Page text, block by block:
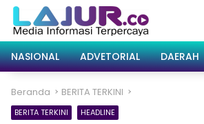
Langsung
konten
NASIONAL
ADVETORIAL DAERAH
Beranda BERITA TERKINI
BERITA TERKINI HEADLINE